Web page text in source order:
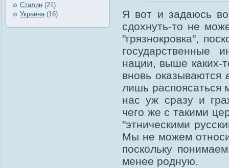
Сталин (21)
Украина(16)
Я вот и задаюсь
сдохнуть-то не
"грязнокровка",
государственные
нации, выше каких-
вновь оказываются
лишь распоясаться
нас уж сразу и
чего же с такими
"этническими
Мы не можем
поскольку
менее родную.